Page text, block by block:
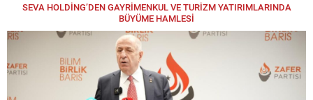
SEVA HOLDİNG’DEN GAYRİMENKUL VE TURİZM YATIRIMLARINDA
BÜYÜME HAMLESİ